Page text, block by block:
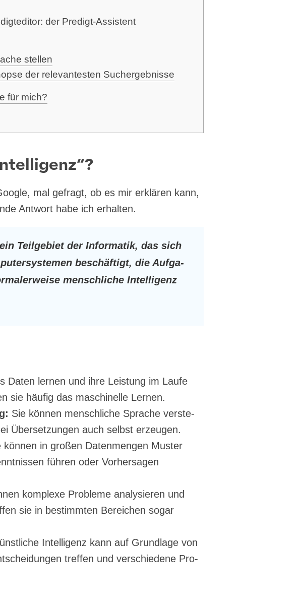
der Predigt-Assistent
stellen
der rele­van­tes­ten Suchergebnisse
für mich?
mal gefragt, ob es mir erklä­ren kann,
Ant­wort habe ich erhalten.
Teil­ge­biet der Infor­ma­tik, das sich
beschäf­tigt, die Auf­ga­
mensch­li­che Intel­li­genz
Daten ler­nen und ihre Leis­tung im Lau­fe
sie häu­fig das maschi­nel­le Lernen.
Sie kön­nen mensch­li­che Spra­che ver­ste­
Über­set­zun­gen auch selbst erzeugen.
kön­nen in gro­ßen Daten­men­gen Mus­ter
füh­ren oder Vor­her­sa­gen
kom­ple­xe Pro­ble­me ana­ly­sie­ren und
sie in bestimm­ten Berei­chen sogar
Intel­li­genz kann auf Grund­la­ge von
tref­fen und ver­schie­de­ne Pro­